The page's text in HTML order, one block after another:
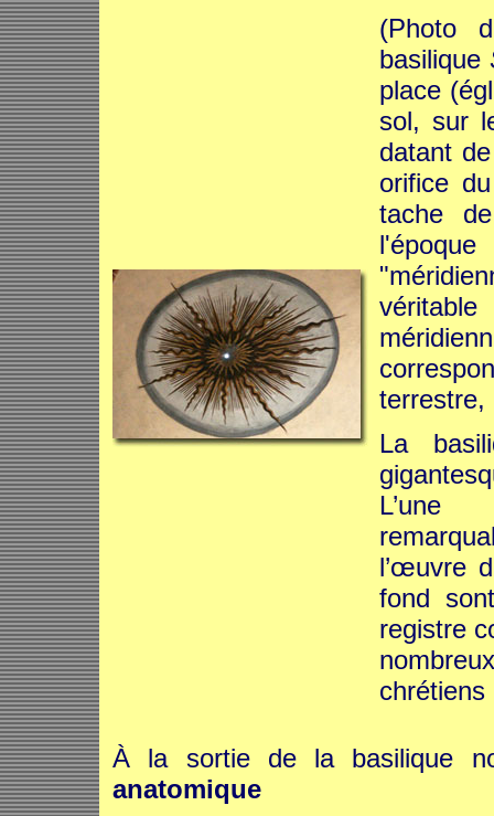
(Photo
basilique
place
sol, sur
datant
orifice
tache
terrestre,
La
l’œuvre
fond
registre
À la sortie de la basilique
anatomique